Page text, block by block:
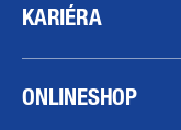
KARIÉRA
ONLINESHOP